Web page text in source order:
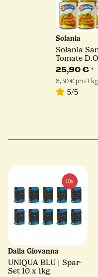
Solania
Solania
Tomate
400 g
25,90 €*
8,30 € pro 1 kg
5/5
Dalla Giovanna
UNIQUA BLU | Spar-
Set 10 x 1kg